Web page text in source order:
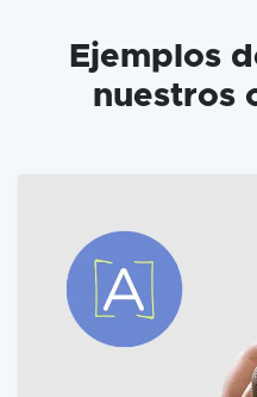
Ejemplos
nuestros